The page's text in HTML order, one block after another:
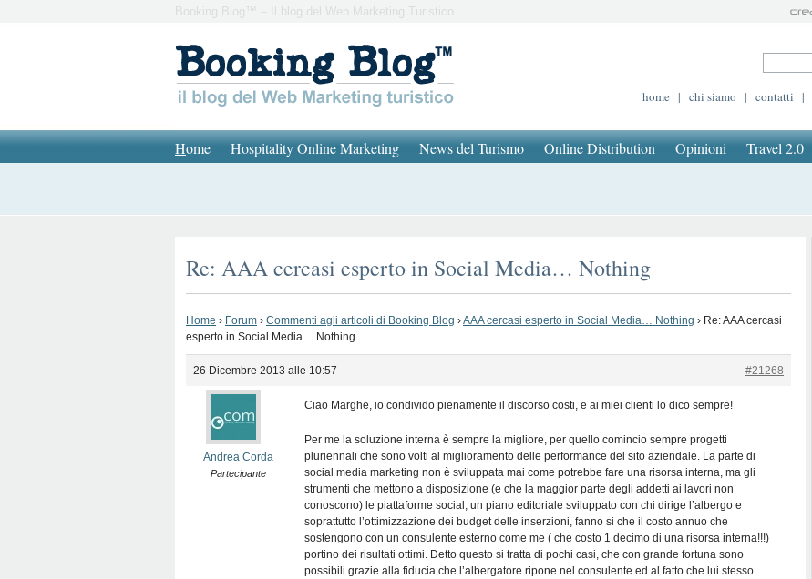
Booking Blog™ – Il blog del Web Marketing Turistico
home | chi siamo | contatti |
Home Hospitality Online Marketing News del Turismo Online Distribution Opinioni Travel 2.0
Re: AAA cercasi esperto in Social Media… Nothing
Home › Forum › Commenti agli articoli di Booking Blog ›AAA cercasi esperto in Social Media… Nothing › Re: AAA cercasi
esperto in Social Media… Nothing
26 Dicembre 2013 alle 10:57 #21268
Andrea Corda
Partecipante
Ciao Marghe, io condivido pienamente il discorso costi, e ai miei clienti lo dico sempre!
Per me la soluzione interna è sempre la migliore, per quello comincio sempre progetti
pluriennali che sono volti al miglioramento delle performance del sito aziendale. La parte di
social media marketing non è sviluppata mai come potrebbe fare una risorsa interna, ma gli
strumenti che mettono a disposizione (e che la maggior parte degli addetti ai lavori non
conoscono) le piattaforme social, un piano editoriale sviluppato con chi dirige l’albergo e
soprattutto l’ottimizzazione dei budget delle inserzioni, fanno si che il costo annuo che
sostengono con un consulente esterno come me ( che costo 1 decimo di una risorsa interna!!!)
portino dei risultati ottimi. Detto questo si tratta di pochi casi, che con grande fortuna sono
possibili grazie alla fiducia che l’albergatore ripone nel consulente ed al fatto che lui stesso